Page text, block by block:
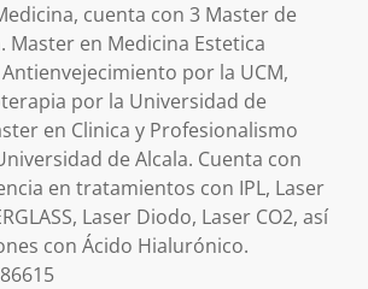
cuenta con 3 Master de
Master en Medicina Estetica
por la UCM,
por la Universidad de
en Clinica y Profesionalismo
de Alcala. Cuenta con
en tratamientos con IPL, Laser
Laser Diodo, Laser CO2, así
con Ácido Hialurónico.